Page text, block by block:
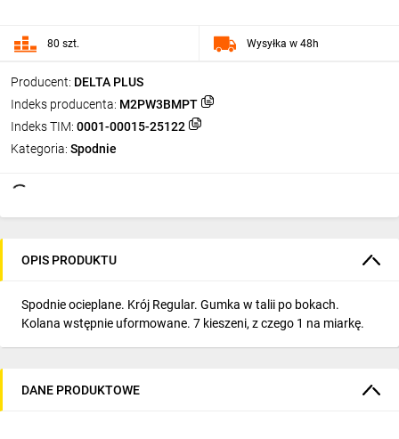
Producent: DELTA PLUS
Indeks producenta: M2PW3BMPT
Indeks TIM: 0001-00015-25122
Kategoria: Spodnie
80 szt. Wysyłka w 48h
OPIS PRODUKTU
Spodnie ocieplane. Krój Regular. Gumka w talii po bokach.
Kolana wstępnie uformowane. 7 kieszeni, z czego 1 na miarkę.
DANE PRODUKTOWE